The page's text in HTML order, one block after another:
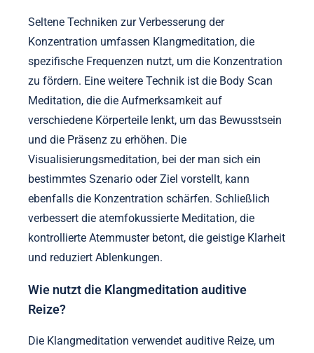
Seltene Techniken zur Verbesserung der
Konzentration umfassen Klangmeditation, die
spezifische Frequenzen nutzt, um die Konzentration
zu fördern. Eine weitere Technik ist die Body Scan
Meditation, die die Aufmerksamkeit auf
verschiedene Körperteile lenkt, um das Bewusstsein
und die Präsenz zu erhöhen. Die
Visualisierungsmeditation, bei der man sich ein
bestimmtes Szenario oder Ziel vorstellt, kann
ebenfalls die Konzentration schärfen. Schließlich
verbessert die atemfokussierte Meditation, die
kontrollierte Atemmuster betont, die geistige Klarheit
und reduziert Ablenkungen.
Wie nutzt die Klangmeditation auditive
Reize?
Die Klangmeditation verwendet auditive Reize, um